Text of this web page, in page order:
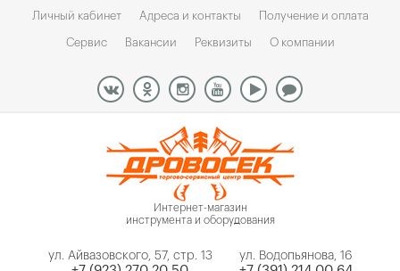
Личный кабинет Адреса и контакты Получение и оплата
Сервис Вакансии Реквизиты О компании
Интернет-магазин
инструмента и оборудования
ул. Айвазовского, 57, стр. 13 ул. Водопьянова, 16